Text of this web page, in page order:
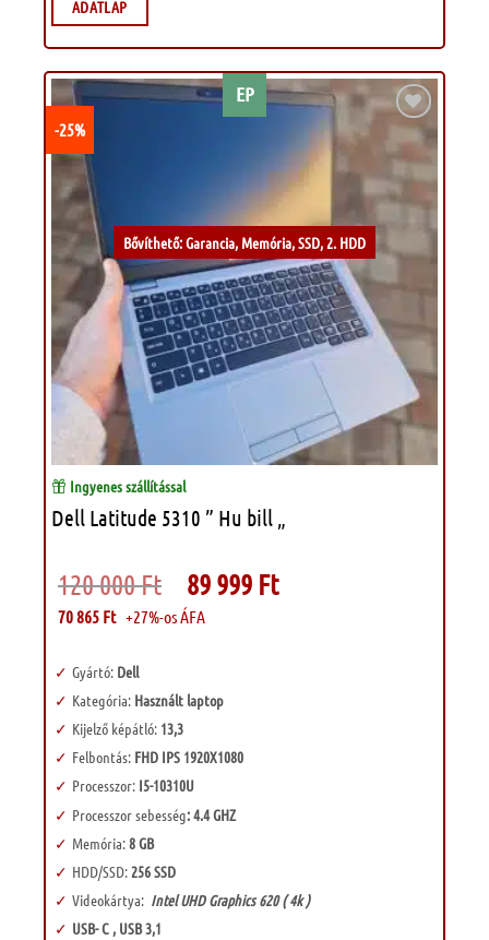
ADATLAP
EP
Bővíthető: Garancia, Memória, SSD, 2. HDD
-25% Kívánságlistához
Ingyenes szállítással
Dell Latitude 5310 ” Hu bill „
120 000Ft Original
price
was:
120
89 999 Ft
70 865 Ft +27%-os ÁFA
Gyártó:Dell
Kategória: Használt laptop
Kijelző képátló: 13,3
Felbontás: FHD IPS 1920X1080
Processzor:I5-10310U
Processzor sebesség: 4.4 GHZ
Memória:8 GB
HDD/SSD:256 SSD
Videokártya: Intel UHD Graphics 620 ( 4k )
USB- C , USB 3,1